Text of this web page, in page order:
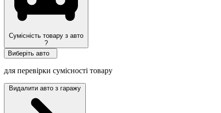
Сумісність товару з авто
?
Виберіть авто
для перевірки сумісності товару
Видалити авто з гаражу